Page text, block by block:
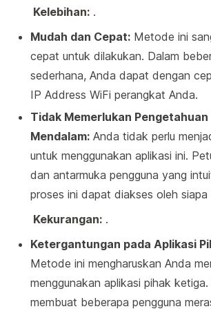
Kelebihan: .
Mudah dan Cepat: Metode ini
cepat untuk dilakukan. Dalam
sederhana, Anda dapat dengan
IP Address WiFi perangkat Anda.
Tidak Memerlukan
Mendalam: Anda tidak perlu
untuk menggunakan aplikasi ini.
dan antarmuka pengguna yang
proses ini dapat diakses oleh siapa
Kekurangan: .
Ketergantungan pada Aplikasi
Metode ini mengharuskan Anda
menggunakan aplikasi pihak ketiga.
membuat beberapa pengguna